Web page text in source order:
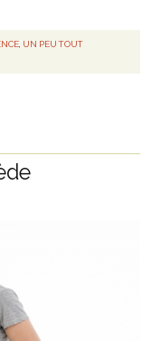
, UN PEU TOUT